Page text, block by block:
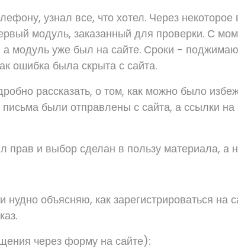
узнал все, что хотел. Через некоторое
модуль, заказанный для проверки. С
модуль уже был на сайте. Сроки -
ошибка была скрыта с сайта.
рассказать, о том, как можно было
были отправлены с сайта, а ссылки на
прав и выбор сделан в пользу материала, а
нудно объясняю, как зарегистрироваться на
через форму на сайте):